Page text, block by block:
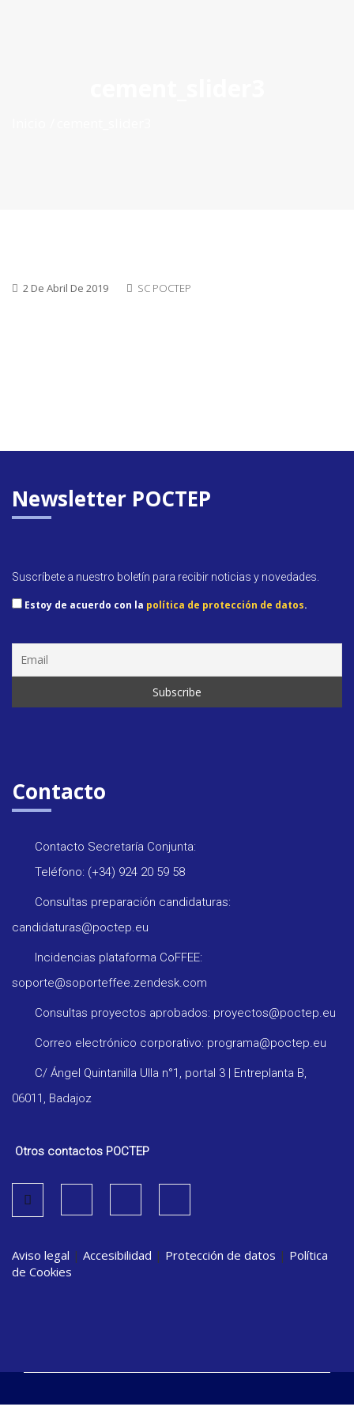
2 De Abril De 2019 SC POCTEP
Newsletter POCTEP
Suscríbete a nuestro boletín para recibir noticias y novedades.
Estoy de acuerdo con la política de protección de datos.
Contacto
Contacto Secretaría Conjunta:
Teléfono: (+34) 924 20 59 58
Consultas preparación candidaturas:
candidaturas@poctep.eu
Incidencias plataforma CoFFEE:
soporte@soporteffee.zendesk.com
Consultas proyectos aprobados: proyectos@poctep.eu
Correo electrónico corporativo: programa@poctep.eu
C/ Ángel Quintanilla Ulla n°1, portal 3 | Entreplanta B,
06011, Badajoz
Otros contactos POCTEP
Aviso legal | Accesibilidad | Protección de datos | Política
de Cookies